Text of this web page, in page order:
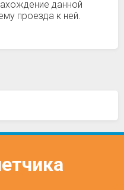
данной
проезда к ней.